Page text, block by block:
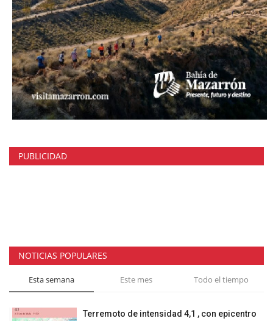
PUBLICIDAD
NOTICIAS POPULARES
Esta semana Este mes Todo el tiempo
Terremoto de intensidad 4,1 , con epicentro